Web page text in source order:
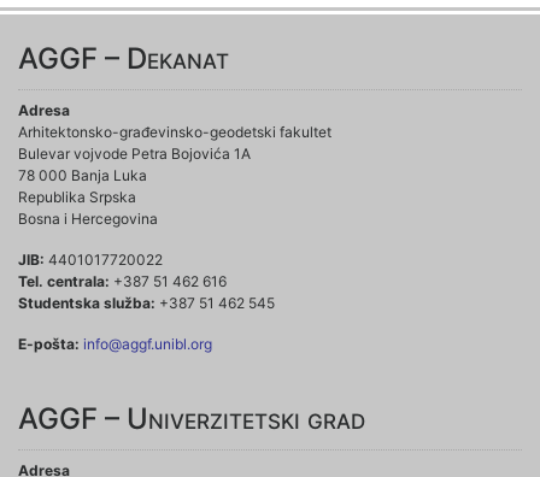
AGGF – Dekanat
Adresa
Arhitektonsko-građevinsko-geodetski fakultet
Bulevar vojvode Petra Bojovića 1A
78 000 Banja Luka
Republika Srpska
Bosna i Hercegovina
JIB: 4401017720022
Tel. centrala: +387 51 462 616
Studentska služba: +387 51 462 545
E-pošta: info@aggf.unibl.org
AGGF – Univerzitetski grad
Adresa